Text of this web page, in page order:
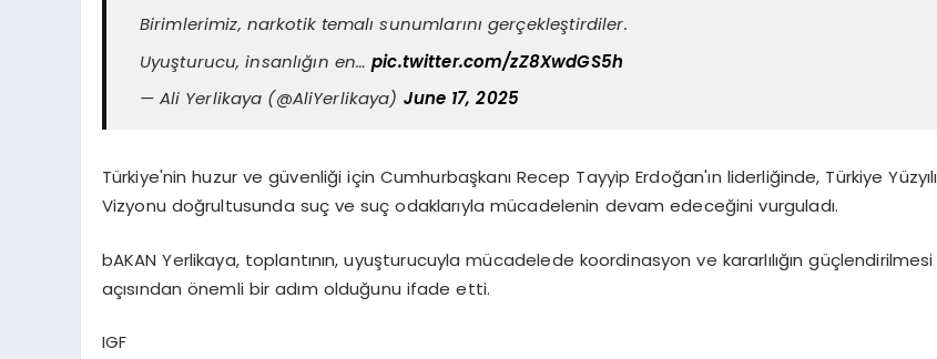
Birimlerimiz, narkotik temalı sunumlarını gerçekleştirdiler.
Uyuşturucu, insanlığın en…pic.twitter.com/zZ8XwdGS5h
— Ali Yerlikaya (@AliYerlikaya) June 17, 2025
Türkiye'nin huzur ve güvenliği için Cumhurbaşkanı Recep Tayyip Erdoğan'ın liderliğinde, Türkiye Yüzyılı
Vizyonu doğrultusunda suç ve suç odaklarıyla mücadelenin devam edeceğini vurguladı.
bAKAN Yerlikaya, toplantının, uyuşturucuyla mücadelede koordinasyon ve kararlılığın güçlendirilmesi
açısından önemli bir adım olduğunu ifade etti.
IGF